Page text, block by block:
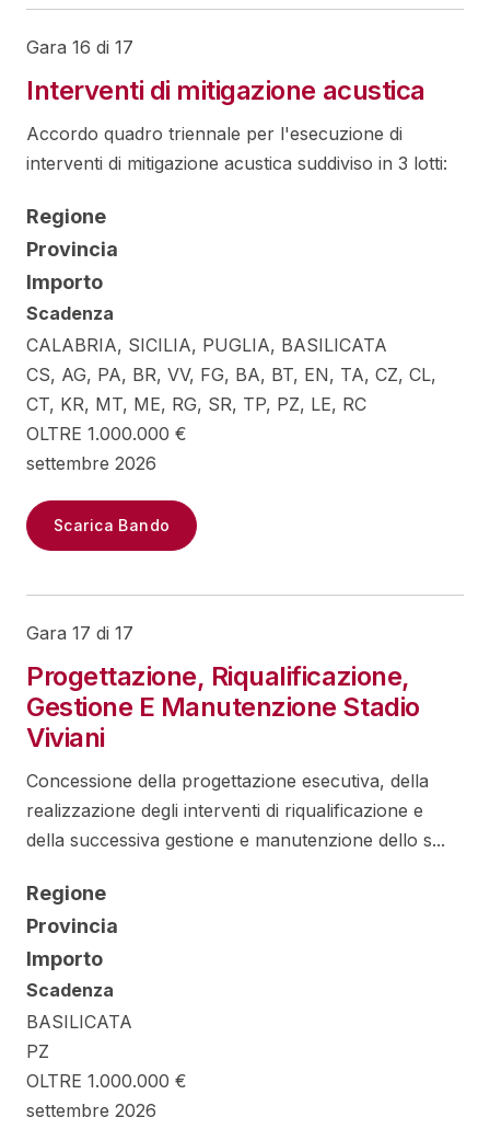
Gara 16 di 17
Interventi di mitigazione acustica
Accordo quadro triennale per l'esecuzione di
interventi di mitigazione acustica suddiviso in 3 lotti:
Regione
Provincia
Importo
Scadenza
CALABRIA, SICILIA, PUGLIA, BASILICATA
CS, AG, PA, BR, VV, FG, BA, BT, EN, TA, CZ, CL,
CT, KR, MT, ME, RG, SR, TP, PZ, LE, RC
OLTRE 1.000.000 €
settembre 2026
Scarica Bando
Gara 17 di 17
Progettazione, Riqualificazione,
Gestione E Manutenzione Stadio
Viviani
Concessione della progettazione esecutiva, della
realizzazione degli interventi di riqualificazione e
della successiva gestione e manutenzione dello s...
Regione
Provincia
Importo
Scadenza
BASILICATA
PZ
OLTRE 1.000.000 €
settembre 2026